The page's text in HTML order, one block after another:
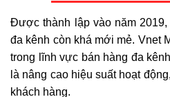
Được thành lập vào năm
đa kênh còn khá mới mẻ. Vnet
trong lĩnh vực bán hàng đa
là nâng cao hiệu suất hoạt
khách hàng.